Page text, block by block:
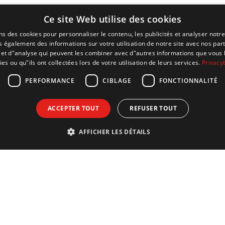
une
qui
ces
eind van de 20e eeuw voorgesteld om het af te
sterke publieke mobilisatie gevolgd door een
herkenbaar, beschermd en geliefd stadsicoon dat
bewonderen.Tijdens de rondleiding ontdek je de
achter de afgeronde gevels: de oorspronkelijke
technische ruimtes en de indrukwekkende
een unieke blik op een modernistisch
landschap van Brussel.
Ce site Web utilise des cookies
des cookies pour personnaliser le contenu, les publicités et analyser
également des informations sur votre utilisation de notre site avec nos
d"analyse qui peuvent les combiner avec d"autres informations que vous
ou qu"ils ont collectées lors de votre utilisation de leurs services.
PERFORMANCE CIBLAGE FONCTIONNALITÉ
ACCEPTER TOUT REFUSER TOUT
AFFICHER LES DÉTAILS